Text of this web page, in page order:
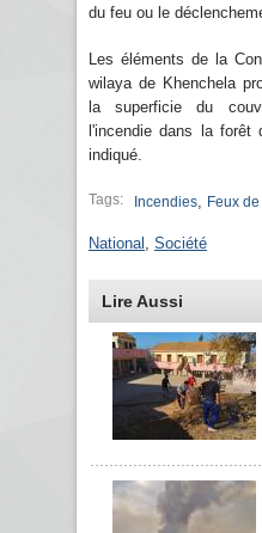
du feu ou le
Les éléments de la
wilaya de Khenchela
la superficie du
l'incendie dans la forêt
indiqué.
Tags: Incendies Feux
National Société
Lire Aussi